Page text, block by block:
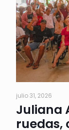
julio 31, 2026
Juliana
ruedas,